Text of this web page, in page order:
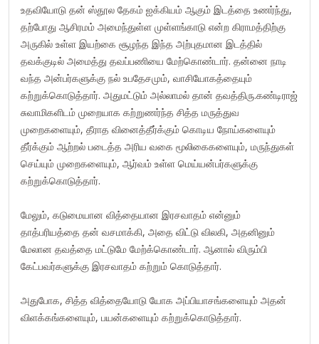
உதவியோடு தன் ஸ்தூல தேகம் ஐக்கியம் ஆகும் இடத்தை உணர்ந்து,
தற்போது ஆசிரமம் அமைந்துள்ள முள்ளங்காடு என்ற கிராமத்திற்கு
அருகில் உள்ள இயற்கை சூழந்த இந்த அற்புதமான இடத்தில்
தவக்குடில் அமைத்து தவப்பணியை மேற்கொண்டார். தன்னை நாடி
வந்த அன்பர்களுக்கு நல் உபதேசமும், வாசியோகத்தையும்
கற்றுக்கொடுத்தார். அதுமட்டும் அல்லாமல் தான் தவத்திரு.கண்டிராஜ்
சுவாமிகளிடம் முறையாக கற்றுணர்ந்த சித்த மருத்துவ
முறைகளையும், தீராத வினைத்தீர்க்கும் கொடிய நோய்களையும்
தீர்க்கும் ஆற்றல் படைத்த அரிய வகை மூலிகைகளையும், மருந்துகள்
செய்யும் முறைகளையும், ஆர்வம் உள்ள மெய்யன்பர்களுக்கு
கற்றுக்கொடுத்தார்.
மேலும், கடுமையான வித்தையான இரசவாதம் என்னும்
தாத்பரியத்தை தன் வசமாக்கி, அதை விட்டு விலகி, அதனினும்
மேலான தவத்தை மட்டுமே மேற்க்கொண்டார். ஆனால் விரும்பி
கேட்பவர்களுக்கு இரசவாதம் கற்றும் கொடுத்தார்.
அதுபோக, சித்த வித்தையோடு யோக அப்பியாசங்களையும் அதன்
விளக்கங்களையும், பயன்களையும் கற்றுக்கொடுத்தார்.